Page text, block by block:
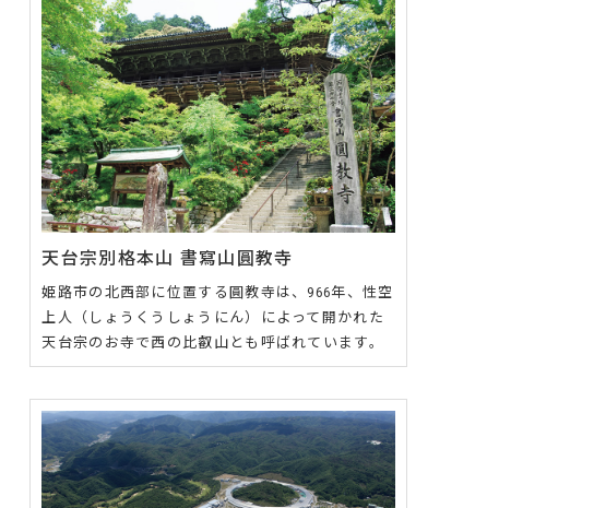
天台宗別格本山 書寫山圓教寺
姫路市の北西部に位置する圓教寺は、966年、性空
上人（しょうくうしょうにん）によって開かれた
天台宗のお寺で西の比叡山とも呼ばれています。